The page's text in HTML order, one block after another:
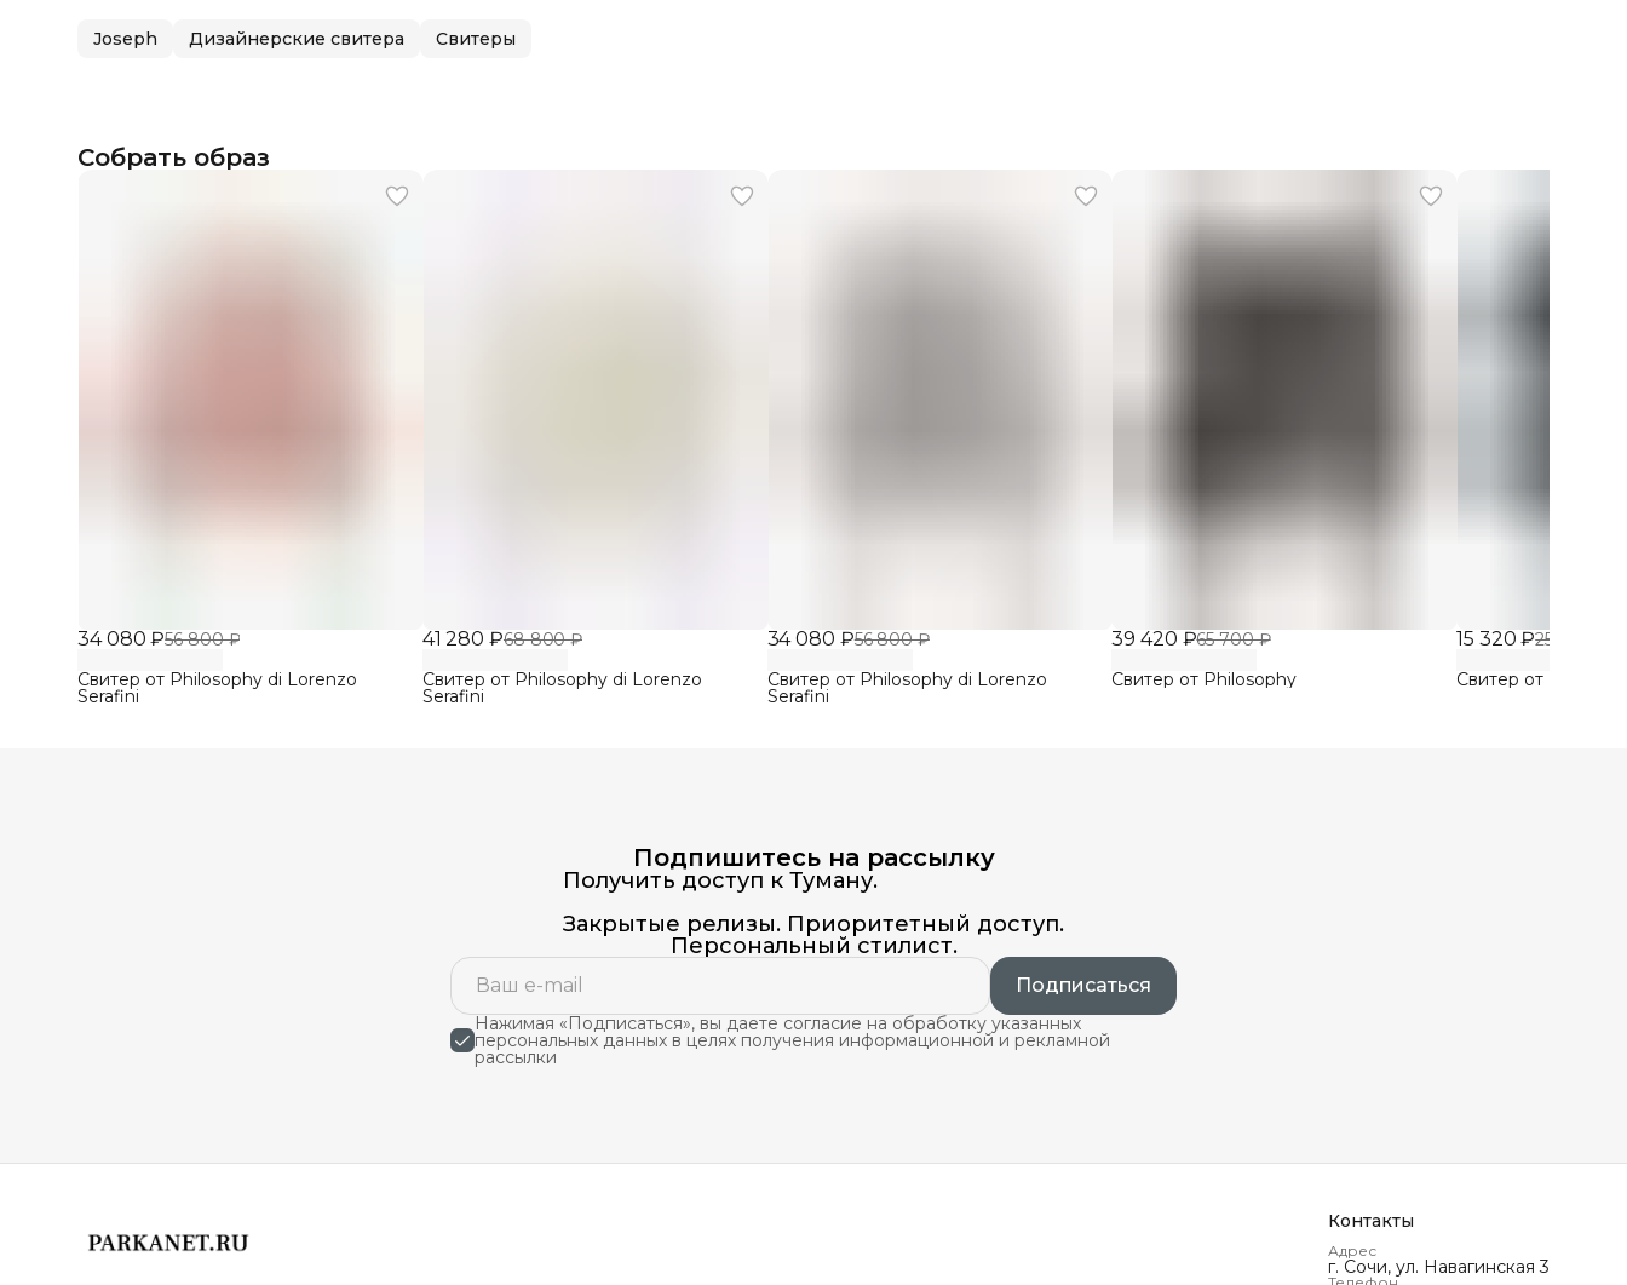
Joseph Дизайнерские свитера Свитеры
Собрать образ
34 080 ₽56 800 ₽
Свитер от Philosophy di Lorenzo
Serafini
41 280 ₽68 800 ₽
Свитер от Philosophy di Lorenzo
Serafini
34 080 ₽56 800 ₽
Свитер от Philosophy di Lorenzo
Serafini
39 420 ₽65 700 ₽
Свитер от Philosophy
15 320 ₽25 533 ₽
Свитер от
Подпишитесь на рассылку
Получить доступ к Туману.
Закрытые релизы. Приоритетный доступ.
Персональный стилист.
Подписаться
Нажимая «Подписаться», вы даете согласие на обработку указанных
персональных данных в целях получения информационной и рекламной
рассылки
Контакты
Адрес
г. Сочи, ул. Навагинская 3